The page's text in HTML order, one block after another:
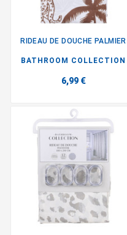
RIDEAU DE DOUCHE PALMIER
BATHROOM COLLECTION
6,99 €